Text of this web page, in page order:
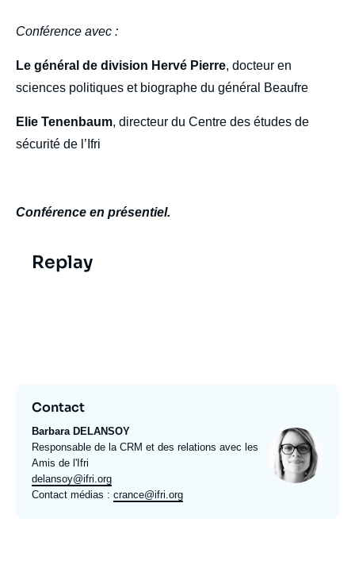
Conférence avec :
Le général de division Hervé Pierre, docteur en
sciences politiques et biographe du général Beaufre
Elie Tenenbaum, directeur du Centre des études de
sécurité de l’Ifri
Conférence en présentiel.
Replay
Contact
Barbara DELANSOY
Intitulé
du
poste
Responsable de la CRM et des relations avec les
Amis de l'Ifri
Email
expert
delansoy@ifri.org
Photo
Contact médias : crance@ifri.org